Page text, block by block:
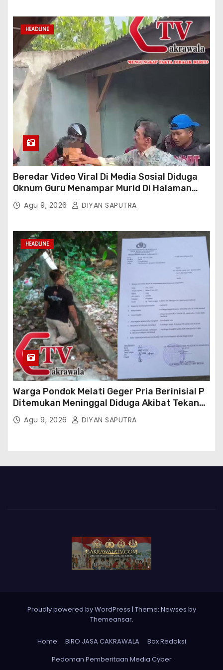
HEADLINE
Beredar Video Viral Di Media Sosial Diduga
Oknum Guru Menampar Murid Di Halaman
Parkir Sekolah
Agu 9, 2026 DIYAN SAPUTRA
HEADLINE
Warga Pondok Melati Geger Pria Berinisial P
Ditemukan Meninggal Diduga Akibat Tekanan
Hutang
Agu 9, 2026 DIYAN SAPUTRA
Proudly powered by WordPress | Theme: Newses by
Themeansar.
Home BIRO JASA CAKRAWALA
Box Redaksi
Pedoman Pemberitaan Media Cyber